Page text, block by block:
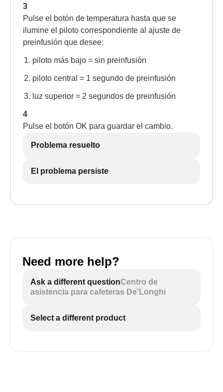
3
Pulse el botón de temperatura hasta que se
ilumine el piloto correspondiente al ajuste de
preinfusión que desee:
piloto más bajo = sin preinfusión
piloto central = 1 segundo de preinfusión
luz superior = 2 segundos de preinfusión
4
Pulse el botón OK para guardar el cambio.
Problema resuelto
El problema persiste
Need more help?
Ask a different questionCentro de
asistencia para cafeteras De'Longhi
Select a different product